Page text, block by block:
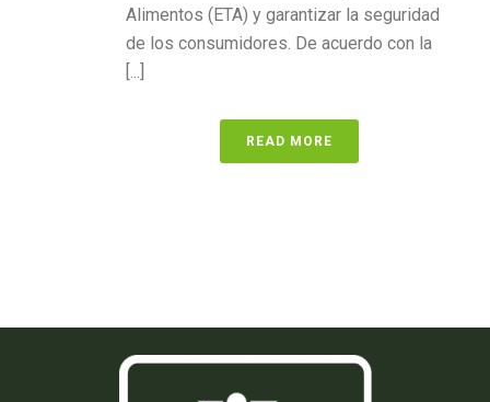
Alimentos (ETA) y garantizar la seguridad
de los consumidores. De acuerdo con la
[...]
READ MORE